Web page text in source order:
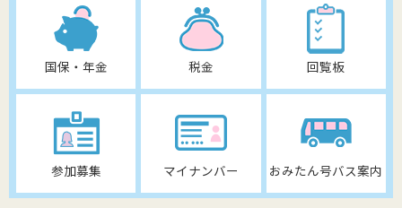
国保・年金 税金 回覧板
参加募集 マイナンバー おみたん号バス案内